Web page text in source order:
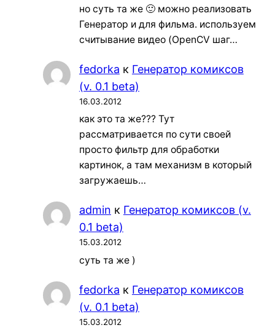
но суть та же 🙂 можно реализовать
Генератор и для фильма. используем
считывание видео (OpenCV шаг…
fedorka к Генератор комиксов
(v. 0.1 beta)
16.03.2012
как это та же??? Тут
рассматривается по сути своей
просто фильтр для обработки
картинок, а там механизм в который
загружаешь…
admin к Генератор комиксов (v.
0.1 beta)
15.03.2012
суть та же )
fedorka к Генератор комиксов
(v. 0.1 beta)
15.03.2012